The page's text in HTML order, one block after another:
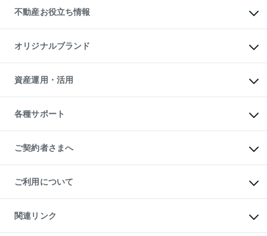
貸すガイド
事業用不動産
マンション投資
投資用マンション
アパート経営
収益物件
ビル購入（ビル一棟）
投資用不動産の売却査定
事業用不動産の売却査定
不動産お役立ち情報
マンションライブラリー
人気マンションランキング
暮らしに役立つ不動産メディア
不動産相場・不動産価格情報
不動産コラム・ニュース
不動産用語集
不動産なんでもネット相談室
住まいの税金
オリジナルブランド
一棟リノベーションマンション
L`GENTE（ルジェンテ）
区分リノベーションマンション
投資用一棟レジデンスWELL
不動産小口投資
LEGACIA（レガシア）
資産運用・活用
不動産M&A
アセットマネジメント・出資
各種サポート
相続サポート
リフォームサポート
ご契約者さまへ
ご紹介・再契約特典
入居者様専用-各種ご案内（賃貸）
東急こすもす会「こすもすWeb」
ご利用について
金融商品取引について
東急リバブル ソーシャルメディアポリシー
ご意見・お問い合わせ（金融商品取引専用の相談・お問い合わせ窓口）
関連リンク